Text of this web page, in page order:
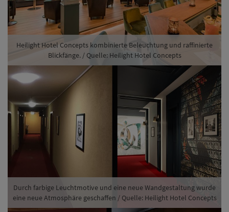
Durch farbige Leuchtmotive und eine neue Wandgestaltung wurde
eine neue Atmosphäre geschaffen / Quelle: Heilight Hotel Concepts
Die neue Theke des Parkhotels Diani wirkt dank überarbeiteter
Holzflächen und einer neuen Wand- und Lichtgestaltung modern /
Quelle: Heilight Hotel Concepts